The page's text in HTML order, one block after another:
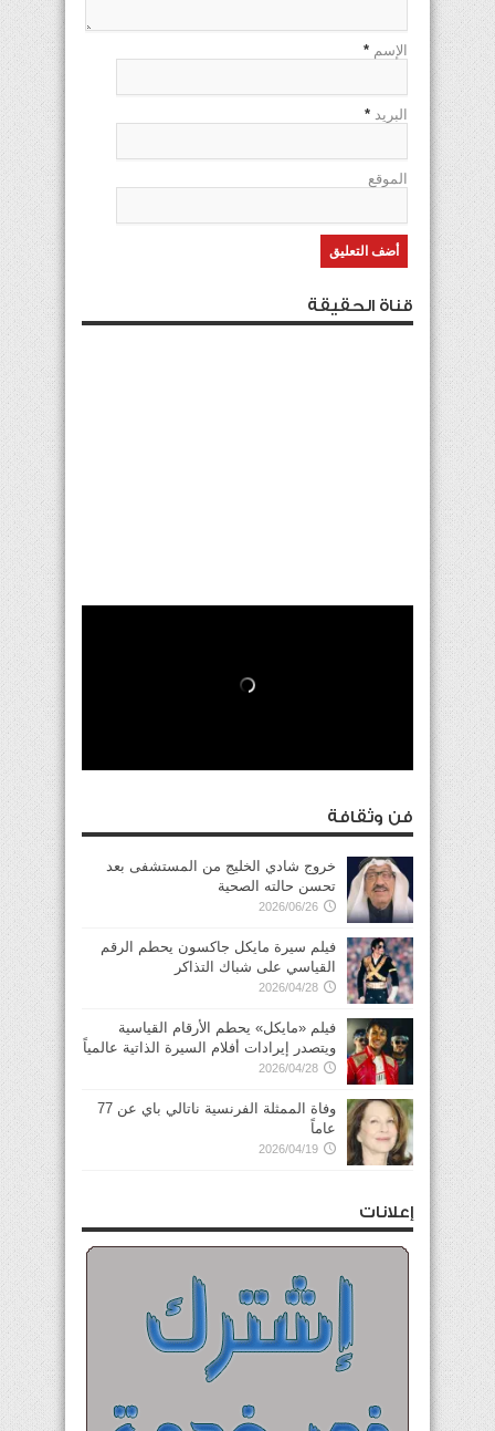
الإسم *
البريد *
الموقع
قناة الحقيقة
فن وثقافة
خروج شادي الخليج من المستشفى بعد
تحسن حالته الصحية
2026/06/26
فيلم سيرة مايكل جاكسون يحطم الرقم
القياسي على شباك التذاكر
2026/04/28
فيلم «مايكل» يحطم الأرقام القياسية
ويتصدر إيرادات أفلام السيرة الذاتية عالمياً
2026/04/28
وفاة الممثلة الفرنسية ناتالي باي عن 77
عاماً
2026/04/19
إعلانات